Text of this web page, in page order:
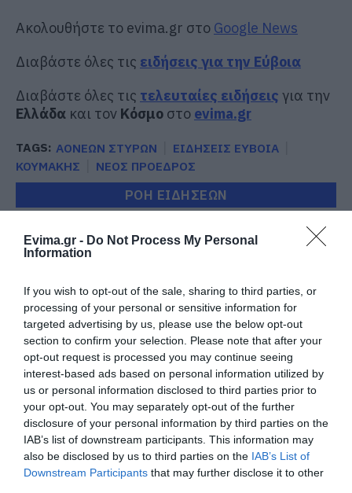
Evima.gr - Do Not Process My Personal
Information
If you wish to opt-out of the sale, sharing to third parties, or
processing of your personal or sensitive information for
targeted advertising by us, please use the below opt-out
section to confirm your selection. Please note that after your
opt-out request is processed you may continue seeing
interest-based ads based on personal information utilized by
us or personal information disclosed to third parties prior to
your opt-out. You may separately opt-out of the further
disclosure of your personal information by third parties on the
IAB’s list of downstream participants. This information may
also be disclosed by us to third parties on the IAB’s List of
Downstream Participants that may further disclose it to other
Ακολουθήστε το evima.gr στο Google News
Διαβάστε όλες τις ειδήσεις για την Εύβοια
Διαβάστε όλες τις τελευταίες ειδήσεις για την
Ελλάδα και τον Κόσμο στο evima.gr
TAGS: ΑΟΝΕΩΝ ΣΤΥΡΩΝ
ΕΙΔΗΣΕΙΣ ΕΥΒΟΙΑ
ΚΟΥΜΑΚΗΣ
ΝΕΟΣ ΠΡΟΕΔΡΟΣ
ΡΟΗ ΕΙΔΗΣΕΩΝ
07.08.2026 | 21:40
Εύβοια: Γυναίκα έπεσε θύμα
διαδικτυακής απάτης – Πλήρωσε
για τρακτέρ που δεν παρέλαβε
07.08.2026 | 21:20
Τραγωδία στην Εύβοια: Άνδρας
ανασύρθηκε χωρίς τις αισθήσεις
του από τη θάλασσα
07.08.2026 | 20:57
Ανακοινώθηκαν νέες προσλήψεις